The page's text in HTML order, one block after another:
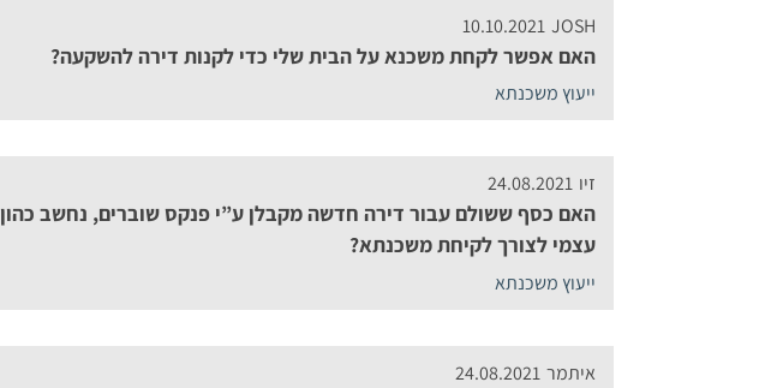
JOSH
10.10.2021
האם אפשר לקחת משכנא על הבית שלי כדי לקנות דירה להשקעה?
ייעוץ משכנתא
זיו 24.08.2021
האם כסף ששולם עבור דירה חדשה מקבלן ע”י פנקס שוברים, נחשב כהון
עצמי לצורך לקיחת משכנתא?
ייעוץ משכנתא
איתמר 24.08.2021